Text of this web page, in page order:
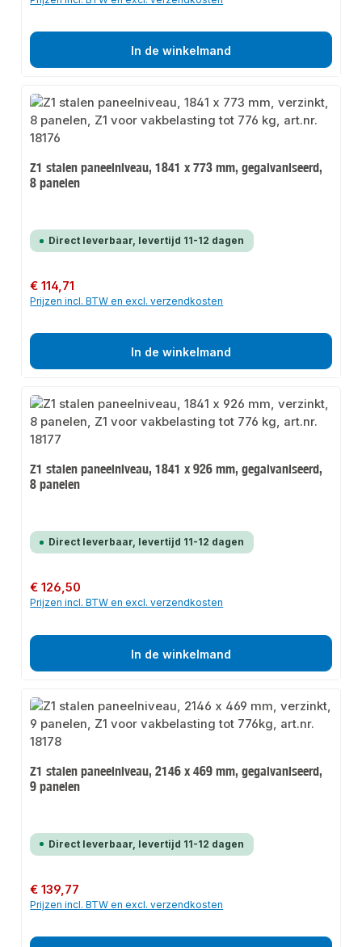
In de winkelmand
Z1 stalen paneelniveau, 1841 x 773 mm, gegalvaniseerd,
8 panelen
Direct leverbaar, levertijd 11-12 dagen
Normale prijs:
€ 114,71
Prijzen incl. BTW en excl. verzendkosten
In de winkelmand
Z1 stalen paneelniveau, 1841 x 926 mm, gegalvaniseerd,
8 panelen
Direct leverbaar, levertijd 11-12 dagen
Normale prijs:
€ 126,50
Prijzen incl. BTW en excl. verzendkosten
In de winkelmand
Z1 stalen paneelniveau, 2146 x 469 mm, gegalvaniseerd,
9 panelen
Direct leverbaar, levertijd 11-12 dagen
Normale prijs:
€ 139,77
Prijzen incl. BTW en excl. verzendkosten